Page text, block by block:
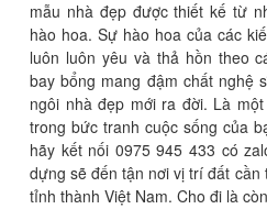
mẫu nhà đẹp được thiết kế từ
hào hoa. Sự hào hoa của các
luôn luôn yêu và thả hồn theo
bay bổng mang đậm chất nghệ
ngôi nhà đẹp mới ra đời. Là
trong bức tranh cuộc sống của
hãy kết nối 0975 945 433 có
dựng sẽ đến tận nơi vị trí đất cần
tỉnh thành Việt Nam. Cho đi là